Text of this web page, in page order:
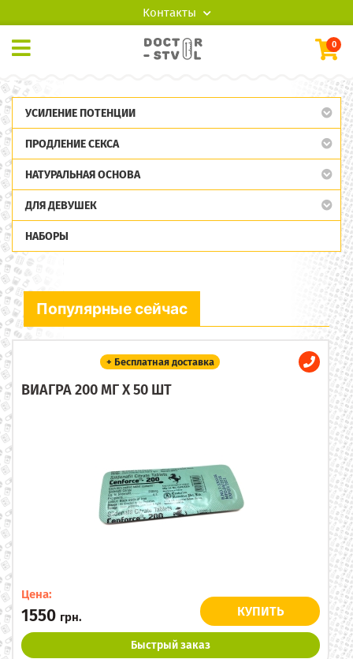
Контакты
0
УСИЛЕНИЕ ПОТЕНЦИИ
ПРОДЛЕНИЕ СЕКСА
НАТУРАЛЬНАЯ ОСНОВА
ДЛЯ ДЕВУШЕК
НАБОРЫ
Популярные сейчас
+ Бесплатная доставка
ВИАГРА 200 МГ X 50 ШТ
Цена:
1550 грн. КУПИТЬ
Быстрый заказ